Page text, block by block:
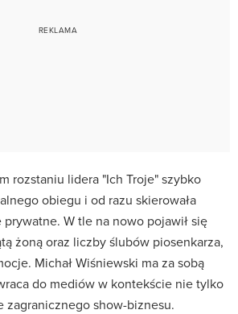
rozstaniu lidera "Ich Troje" szybko
obiegu i od razu skierowała
W tle na nowo pojawił się
żoną oraz liczby ślubów piosenkarza,
Michał Wiśniewski ma za sobą
do mediów w kontekście nie tylko
zagranicznego show-biznesu.